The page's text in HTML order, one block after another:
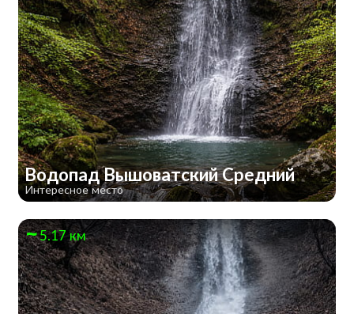
Водопад Вышоватский Средний
Интересное место
5.17 км